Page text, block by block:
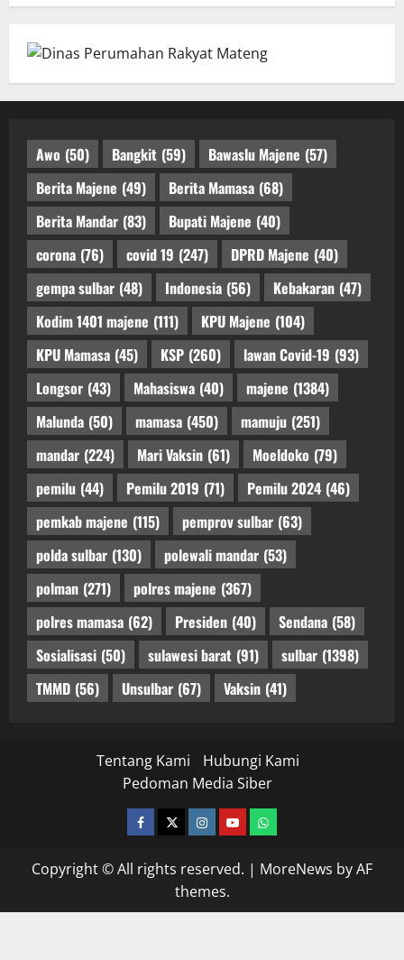
Awo (50) Bangkit (59) Bawaslu Majene (57)
Berita Majene (49) Berita Mamasa (68)
Berita Mandar (83) Bupati Majene (40)
corona (76) covid 19 (247) DPRD Majene (40)
gempa sulbar (48) Indonesia (56) Kebakaran (47)
Kodim 1401 majene (111) KPU Majene (104)
KPU Mamasa (45) KSP (260) lawan Covid-19 (93)
Longsor (43) Mahasiswa (40) majene (1384)
Malunda (50) mamasa (450) mamuju (251)
mandar (224) Mari Vaksin (61) Moeldoko (79)
pemilu (44) Pemilu 2019 (71) Pemilu 2024 (46)
pemkab majene (115) pemprov sulbar (63)
polda sulbar (130) polewali mandar (53)
polman (271) polres majene (367)
polres mamasa (62) Presiden (40) Sendana (58)
Sosialisasi (50) sulawesi barat (91) sulbar (1398)
TMMD (56) Unsulbar (67) Vaksin (41)
Tentang Kami
Hubungi Kami
Pedoman Media Siber
facebooktwitterinstagram.com
youtubewhatsapp
Copyright © All rights reserved. | MoreNews by AF
themes.